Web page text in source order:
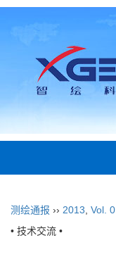
测绘通报 ›› 2013 Vol. 0
• 技术交流 •